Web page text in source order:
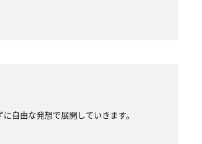
自由な発想で展開していきます。